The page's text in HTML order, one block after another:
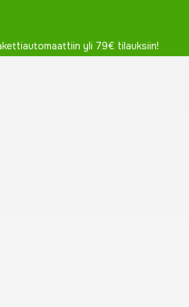
yli 79€ tilauksiin!